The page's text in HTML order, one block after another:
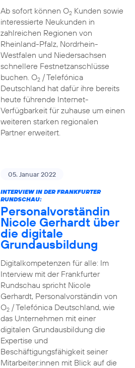
Ab sofort können O2Kunden sowie
interessierte Neukunden in
zahlreichen Regionen von
Rheinland-Pfalz, Nordrhein-
Westfalen und Niedersachsen
schnellere Festnetzanschlüsse
buchen. O2/ Telefónica
Deutschland hat dafür ihre bereits
heute führende Internet-
Verfügbarkeit für zuhause um einen
weiteren starken regionalen
Partner erweitert.
05. Januar 2022
INTERVIEW IN DER FRANKFURTER
RUNDSCHAU:
Personalvorständin
Nicole Gerhardt über
die digitale
Grundausbildung
Digitalkompetenzen für alle: Im
Interview mit der Frankfurter
Rundschau spricht Nicole
Gerhardt, Personalvorständin von
O2/ Telefónica Deutschland, wie
das Unternehmen mit einer
digitalen Grundausbildung die
Expertise und
Beschäftigungsfähigkeit seiner
Mitarbeiter:innen mit Blick auf die